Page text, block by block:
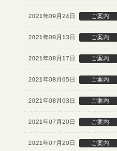
2021年09月24日 ご案内
2021年09月13日 ご案内
2021年08月17日 ご案内
2021年08月05日 ご案内
2021年08月03日 ご案内
2021年07月20日 ご案内
2021年07月20日 ご案内